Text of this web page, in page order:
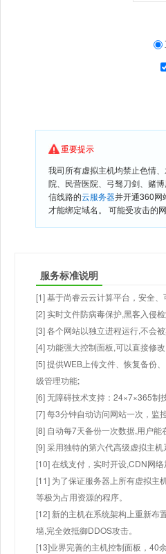
重要提示
我司所有虚拟主机均禁止色情
院、民营医院、弓驽刀剑、赌
信线路的云服务器并开通360网
才能绑定域名。 可能受攻击的
服务标准说明
[1] 基于尚睿云云计算平台，安全、
[2] 实时文件防病毒保护,黑客入侵
[3] 各个网站以独立进程运行,不会
[4] 功能强大控制面板,可以直接修
[5] 提供WEB上传文件、恢复备份
级管理功能;
[6] 无障碍技术支持：24×7×365制
[7] 每3分钟自动访问网站一次，监
[8] 自动每7天备份一次数据,用户能
[9] 采用独特的第六代高级虚拟主
[10] 在线支付，实时开设,CDN网
[11] 为了保证服务器上所有虚拟主
等极为占用资源的程序。
[12] 新的主机在系统架构上重新布
墙,完全效抵御DDOS攻击。
[13]业界完善的主机控制面板，40